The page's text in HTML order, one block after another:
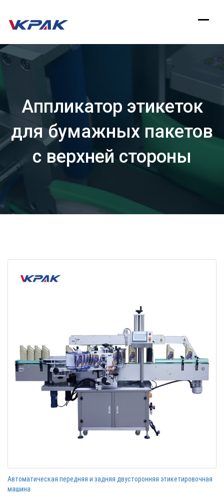
перейти
к
содержанию
Аппликатор этикеток
для бумажных пакетов
с верхней стороны
Автоматическая передняя и задняя двусторонняя этикетировочная
машина